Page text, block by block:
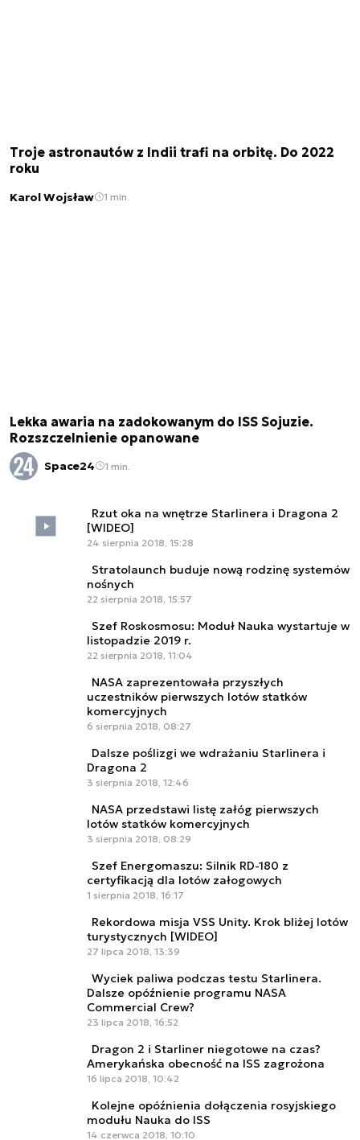
Troje astronautów z Indii trafi na orbitę. Do 2022
roku
Karol Wojsław 1 min.
Lekka awaria na zadokowanym do ISS Sojuzie.
Rozszczelnienie opanowane
Space24 1 min.
Rzut oka na wnętrze Starlinera i Dragona 2
[WIDEO]
24 sierpnia 2018, 15:28
Stratolaunch buduje nową rodzinę systemów
nośnych
22 sierpnia 2018, 15:57
Szef Roskosmosu: Moduł Nauka wystartuje w
listopadzie 2019 r.
22 sierpnia 2018, 11:04
NASA zaprezentowała przyszłych
uczestników pierwszych lotów statków
komercyjnych
6 sierpnia 2018, 08:27
Dalsze poślizgi we wdrażaniu Starlinera i
Dragona 2
3 sierpnia 2018, 12:46
NASA przedstawi listę załóg pierwszych
lotów statków komercyjnych
3 sierpnia 2018, 08:29
Szef Energomaszu: Silnik RD-180 z
certyfikacją dla lotów załogowych
1 sierpnia 2018, 16:17
Rekordowa misja VSS Unity. Krok bliżej lotów
turystycznych [WIDEO]
27 lipca 2018, 13:39
Wyciek paliwa podczas testu Starlinera.
Dalsze opóźnienie programu NASA
Commercial Crew?
23 lipca 2018, 16:52
Dragon 2 i Starliner niegotowe na czas?
Amerykańska obecność na ISS zagrożona
16 lipca 2018, 10:42
Kolejne opóźnienia dołączenia rosyjskiego
modułu Nauka do ISS
14 czerwca 2018, 10:10